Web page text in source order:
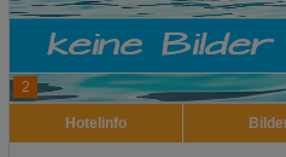
2
Hotelinfo